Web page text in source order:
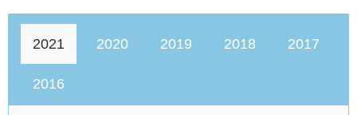
2021 2020 2019 2018 2017
2016